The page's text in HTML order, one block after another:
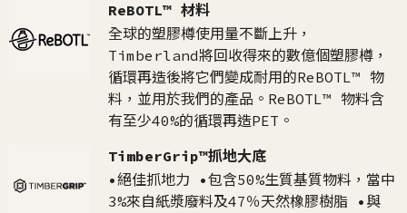
ReBOTL™ 材料
全球的塑膠樽使用量不斷上升，
Timberland將回收得來的數億個塑膠樽，
循環再造後將它們變成耐用的ReBOTL™ 物
料，並用於我們的產品。ReBOTL™ 物料含
有至少40%的循環再造PET。
TimberGrip™抓地大底
•絕佳抓地力 •包含50%生質基質物料，當中
3%來自紙漿廢料及47％天然橡膠樹脂 •與